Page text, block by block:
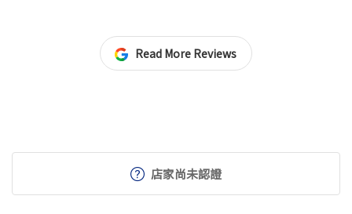
Read More Reviews
店家尚未認證